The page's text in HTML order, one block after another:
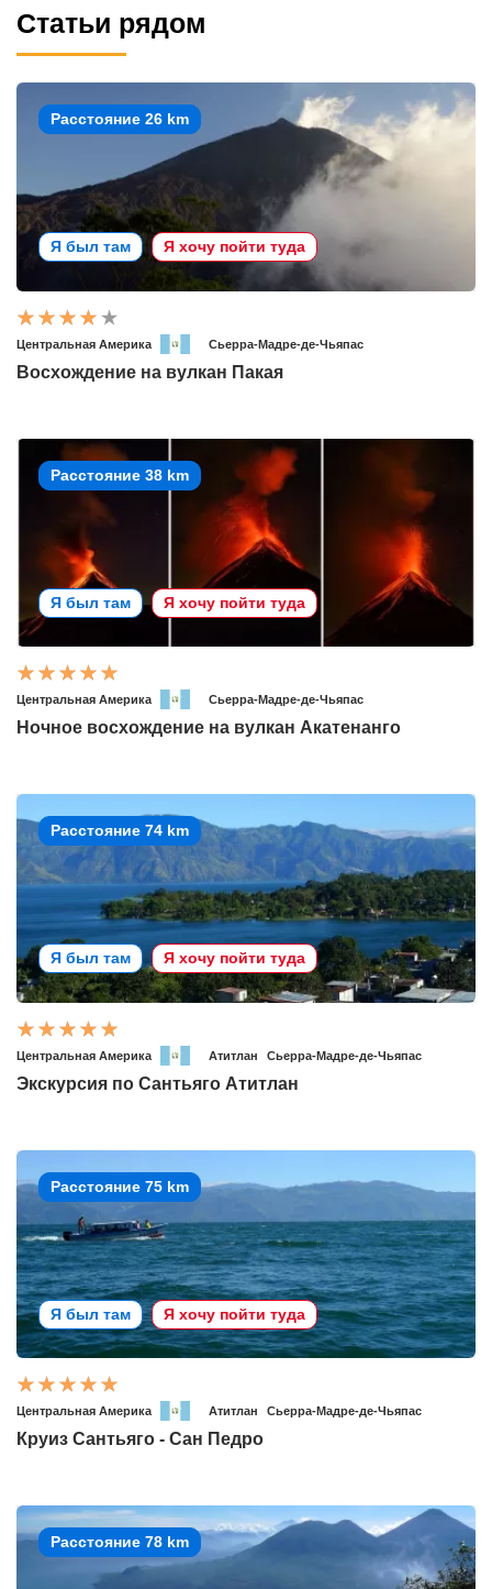
Статьи рядом
Расстояние 26 km
Я был там Я хочу пойти туда
Центральная Америка Сьерра-Мадре-де-Чьяпас
Восхождение на вулкан Пакая
Расстояние 38 km
Я был там Я хочу пойти туда
Центральная Америка Сьерра-Мадре-де-Чьяпас
Ночное восхождение на вулкан Акатенанго
Расстояние 74 km
Я был там Я хочу пойти туда
Центральная Америка Атитлан Сьерра-Мадре-де-Чьяпас
Экскурсия по Сантьяго Атитлан
Расстояние 75 km
Я был там Я хочу пойти туда
Центральная Америка Атитлан Сьерра-Мадре-де-Чьяпас
Круиз Сантьяго - Сан Педро
Расстояние 78 km